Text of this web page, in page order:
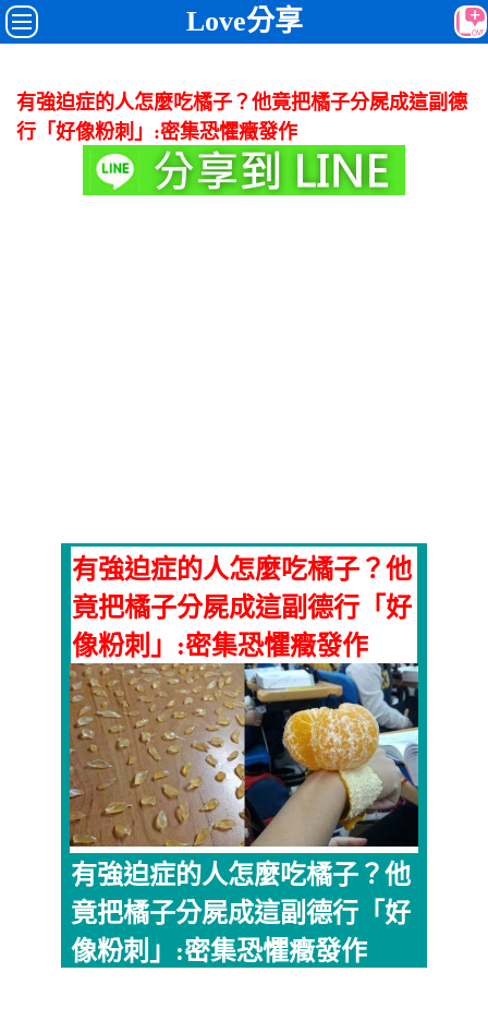
Love分享
有強迫症的人怎麼吃橘子？他竟把橘子分屍成這副德
行「好像粉刺」:密集恐懼癥發作
有強迫症的人怎麼吃橘子？他
竟把橘子分屍成這副德行「好
像粉刺」:密集恐懼癥發作
有強迫症的人怎麼吃橘子？他
竟把橘子分屍成這副德行「好
像粉刺」:密集恐懼癥發作